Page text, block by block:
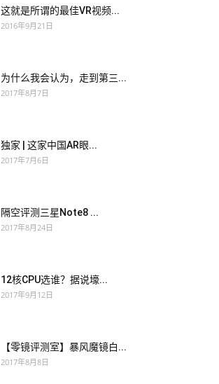
这就是所谓的最佳VR视频...
2016年9月21日
为什么我会认为，走到第三...
2017年8月7日
独家 | 这家中国AR眼...
2017年7月6日
隔空评测三星Note8 ...
2017年8月24日
12核CPU选谁？据说壕...
2017年9月12日
【零镜评测室】暴风魔镜白...
2017年8月8日